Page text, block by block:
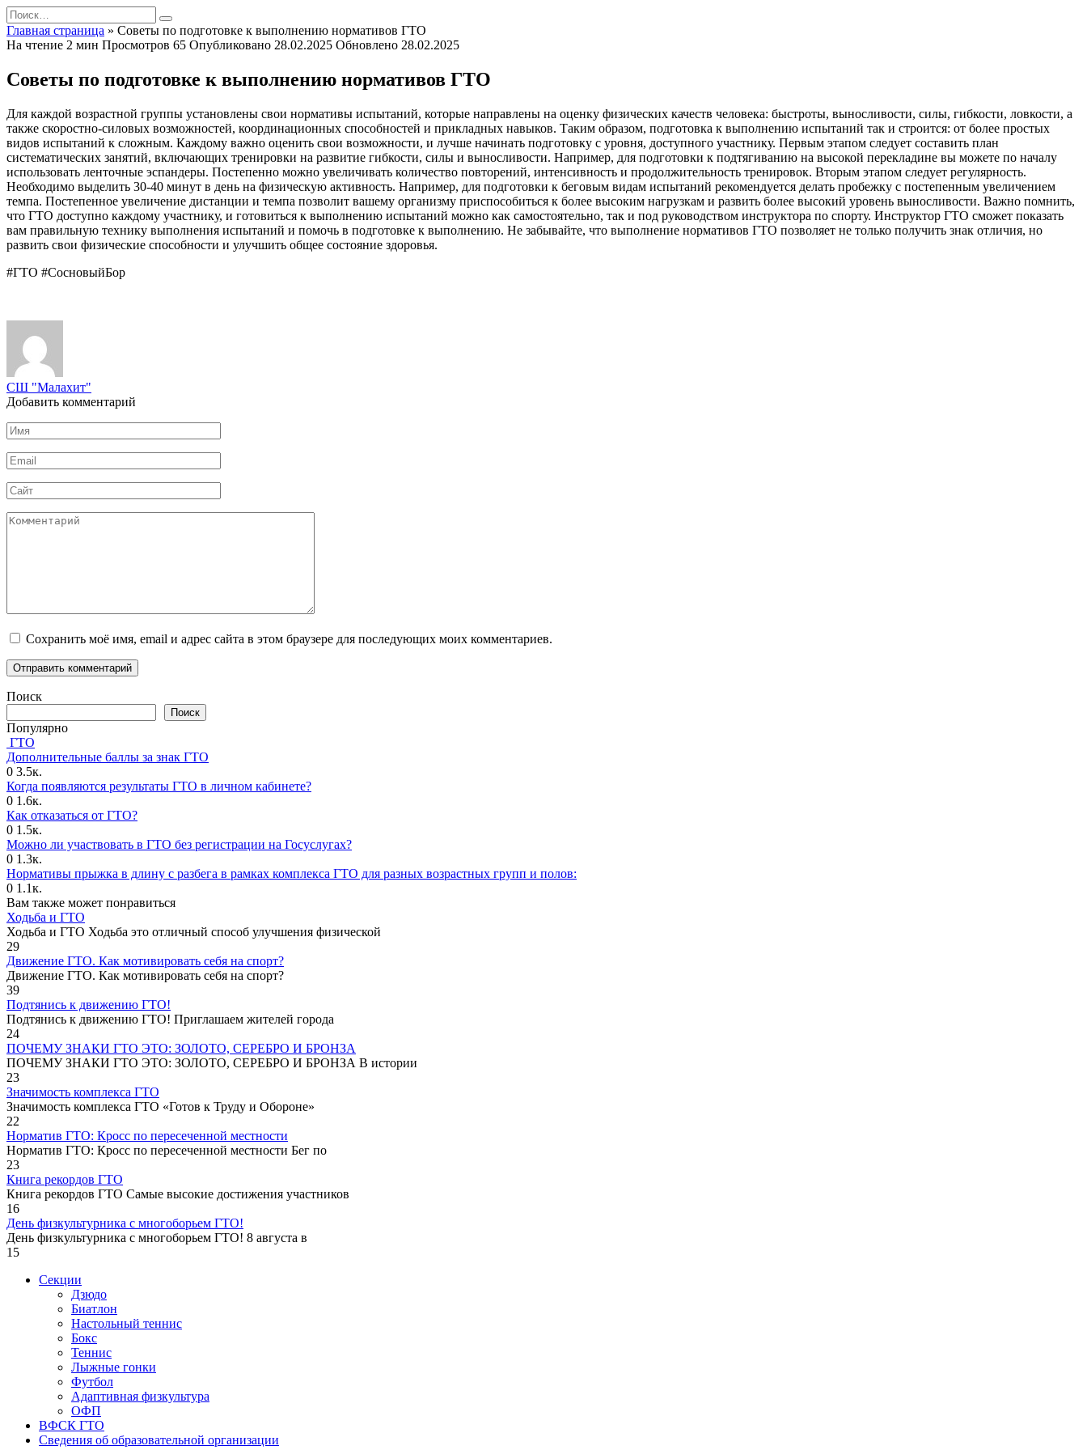
Перейти
к
содержанию
Search
for:
Главная страница » Советы по подготовке к выполнению нормативов ГТО
На чтение 2 мин Просмотров 65 Опубликовано 28.02.2025 Обновлено 28.02.2025
Советы по подготовке к выполнению нормативов ГТО
Для каждой возрастной группы установлены свои нормативы испытаний, которые направлены на оценку физических качеств человека: быстроты, выносливости, силы, гибкости, ловкости, а
также скоростно-силовых возможностей, координационных способностей и прикладных навыков. Таким образом, подготовка к выполнению испытаний так и строится: от более простых
видов испытаний к сложным. Каждому важно оценить свои возможности, и лучше начинать подготовку с уровня, доступного участнику. Первым этапом следует составить план
систематических занятий, включающих тренировки на развитие гибкости, силы и выносливости. Например, для подготовки к подтягиванию на высокой перекладине вы можете по началу
использовать ленточные эспандеры. Постепенно можно увеличивать количество повторений, интенсивность и продолжительность тренировок. Вторым этапом следует регулярность.
Необходимо выделить 30-40 минут в день на физическую активность. Например, для подготовки к беговым видам испытаний рекомендуется делать пробежку с постепенным увеличением
темпа. Постепенное увеличение дистанции и темпа позволит вашему организму приспособиться к более высоким нагрузкам и развить более высокий уровень выносливости. Важно помнить,
что ГТО доступно каждому участнику, и готовиться к выполнению испытаний можно как самостоятельно, так и под руководством инструктора по спорту. Инструктор ГТО сможет показать
вам правильную технику выполнения испытаний и помочь в подготовке к выполнению. Не забывайте, что выполнение нормативов ГТО позволяет не только получить знак отличия, но
развить свои физические способности и улучшить общее состояние здоровья.
#ГТО #СосновыйБор
СШ "Малахит"
Добавить комментарий
Имя
*
Email
*
Сайт
Комментарий
Сохранить моё имя, email и адрес сайта в этом браузере для последующих моих комментариев.
Поиск
Поиск
Популярно
ГТО
Дополнительные баллы за знак ГТО
0 3.5к.
Когда появляются результаты ГТО в личном кабинете?
0 1.6к.
Как отказаться от ГТО?
0 1.5к.
Можно ли участвовать в ГТО без регистрации на Госуслугах?
0 1.3к.
Нормативы прыжка в длину с разбега в рамках комплекса ГТО для разных возрастных групп и полов:
0 1.1к.
Вам также может понравиться
Ходьба и ГТО
Ходьба и ГТО Ходьба это отличный способ улучшения физической
29
Движение ГТО. Как мотивировать себя на спорт?️
Движение ГТО. Как мотивировать себя на спорт?
39
Подтянись к движению ГТО!
Подтянись к движению ГТО! Приглашаем жителей города
24
ПОЧЕМУ ЗНАКИ ГТО ЭТО: ЗОЛОТО, СЕРЕБРО И БРОНЗА
ПОЧЕМУ ЗНАКИ ГТО ЭТО: ЗОЛОТО, СЕРЕБРО И БРОНЗА В истории
23
Значимость комплекса ГТО
Значимость комплекса ГТО «Готов к Труду и Обороне»
22
Норматив ГТО: Кросс по пересеченной местности
Норматив ГТО: Кросс по пересеченной местности Бег по
23
Книга рекордов ГТО
Книга рекордов ГТО Самые высокие достижения участников
16
День физкультурника с многоборьем ГТО!
День физкультурника с многоборьем ГТО! 8 августа в
15
Секции
Дзюдо
Биатлон
Настольный теннис
Бокс
Теннис
Лыжные гонки
Футбол
Адаптивная физкультура
ОФП
ВФСК ГТО
Сведения об образовательной организации